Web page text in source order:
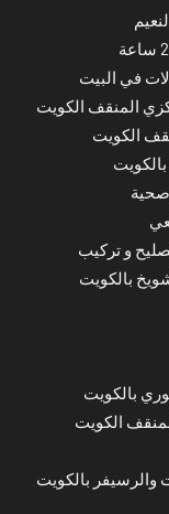
في البيت
المنقف الكويت
الكويت
و تركيب
بالكويت
بالكويت
الكويت
بالكويت